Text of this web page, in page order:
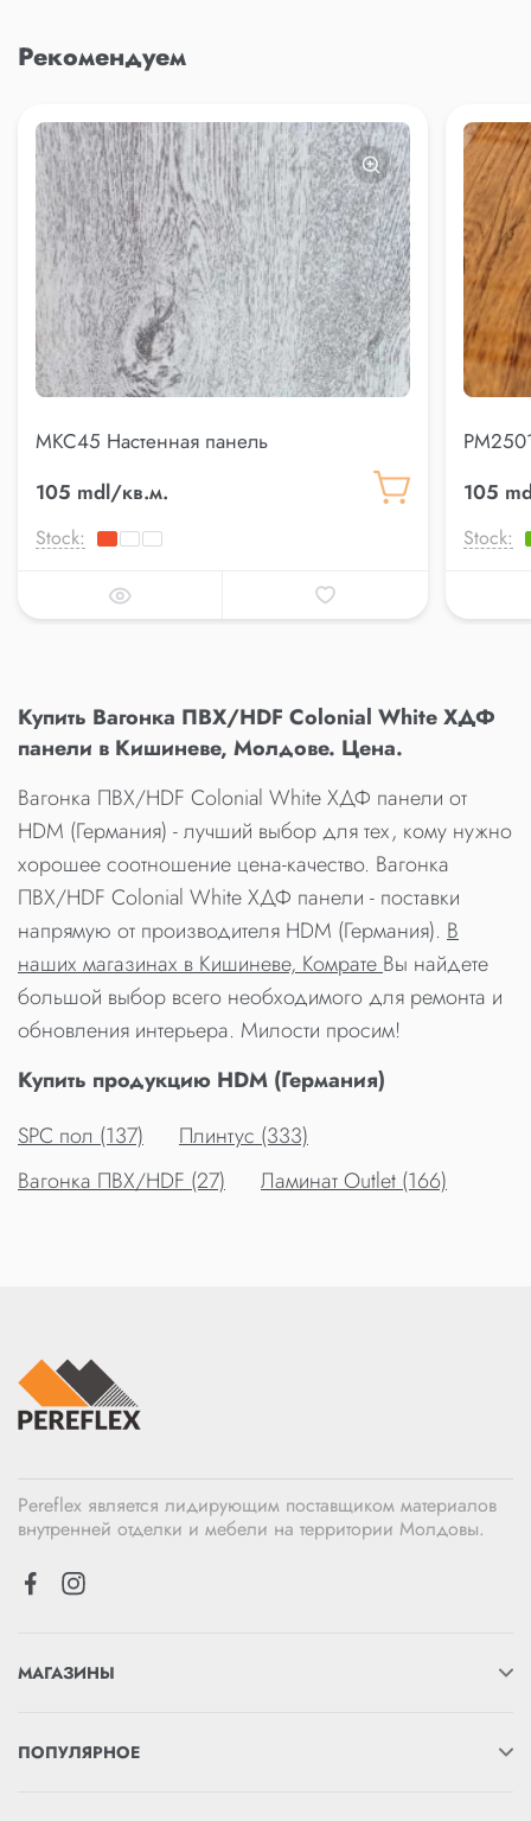
Рекомендуем
MKC45 Настенная панель
105 mdl/кв.м.
Stock:
105
Stock:
Купить Вагонка ПВХ/HDF Colonial White ХДФ
панели в Кишиневе, Молдове. Цена.
Вагонка ПВХ/HDF Colonial White ХДФ панели от
HDM (Германия) - лучший выбор для тех, кому нужно
хорошее соотношение цена-качество. Вагонка
ПВХ/HDF Colonial White ХДФ панели - поставки
напрямую от производителя HDM (Германия). В
наших магазинах в Кишиневе, КомратеВы найдете
большой выбор всего необходимого для ремонта и
обновления интерьера. Милости просим!
Купить продукцию HDM (Германия)
SPC пол (137)
Плинтус (333)
Вагонка ПВХ/HDF (27)
Ламинат Outlet (166)
Pereflex является лидирующим поставщиком материалов
внутренней отделки и мебели на территории Молдовы.
МАГАЗИНЫ
ПОПУЛЯРНОЕ